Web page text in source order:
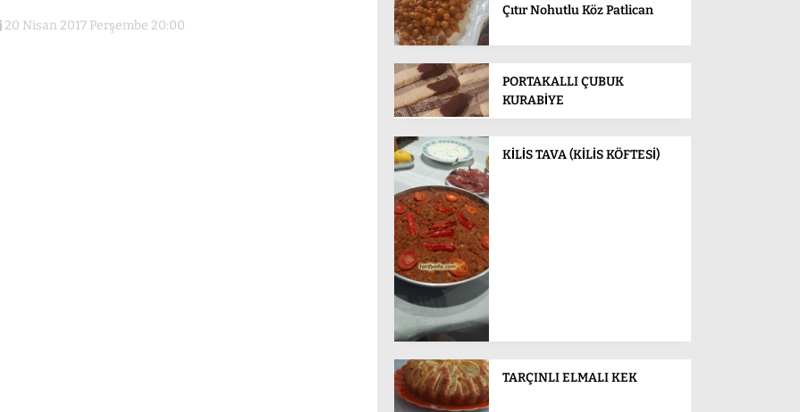
20 Nisan 2017 Perşembe 20:00
Çıtır Nohutlu Köz Patlican
PORTAKALLI ÇUBUK
KURABİYE
KİLİS TAVA (KİLİS KÖFTESİ)
TARÇINLI ELMALI KEK